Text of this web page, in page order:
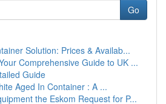
Go
Solution: Prices & Availab...
Comprehensive Guide to UK ...
Guide
Aged In Container : A ...
the Eskom Request for P...